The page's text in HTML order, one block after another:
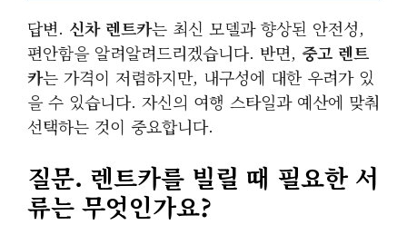
답변. 신차 렌트카는 최신 모델과 향상된 안전성,
편안함을 알려알려드리겠습니다. 반면, 중고 렌트
카는 가격이 저렴하지만, 내구성에 대한 우려가 있
을 수 있습니다. 자신의 여행 스타일과 예산에 맞춰
선택하는 것이 중요합니다.
질문. 렌트카를 빌릴 때 필요한 서
류는 무엇인가요?